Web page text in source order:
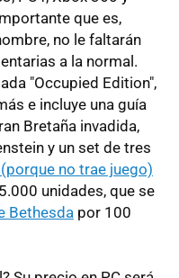
que es,
no le faltarán
a la normal.
"Occupied Edition",
e incluye una guía
Bretaña invadida,
y un set de tres
no trae juego)
unidades, que se
Bethesda por 100